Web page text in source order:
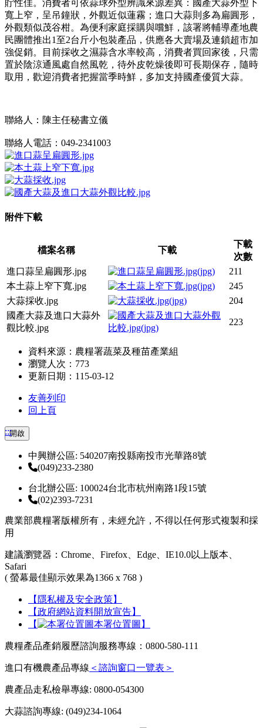
貯性佳。消費者可依蒜球外型辨識來源差異：國產大蒜外型下
寬上窄，呈吊鐘狀，外觀近似蓮霧；進口大蒜則多為扁圓形，
外觀類似茂谷柑。為便利家庭採購與嚐鮮，該署將輔導產地農
民團體推出1至2台斤小包裝產品，供應各大賣場及連鎖超市加
強促銷。目前採收之濕蒜含水率較高，消費者買回家後，只需
置於陰涼通風處自然風乾，待外皮乾燥後即可長期保存，隨時
取用，歡迎消費者把握當季時鮮，多加支持國產優質大蒜。
聯絡人：陳主任秘書立儀
聯絡人電話：049-2341003
附件下載
檔案名稱 下載
下載
次數
進口蒜呈扁圓形.jpg
211
本土蒜上窄下寬.jpg
245
大蒜採收.jpg
204
國產大蒜及進口大蒜外
觀比較.jpg
223
資料來源：農糧署蔬菜及種苗產業組
瀏覽人次：773
更新日期：115-03-12
友善列印
回上頁
:::開啟
中興辦公區: 540207南投縣南投市光華路8號
(049)233-2380
台北辦公區: 100024台北市杭州南路1段15號
(02)2393-7231
農業部農糧署版權所有，未經允許，不得以任何形式複製和採
用
建議瀏覽器：Chrome、Firefox、Edge、IE10.0以上版本、
Safari
( 螢幕最佳顯示效果為1366 x 768 )
【隱私權及安全政策】
【政府網站資料開放宣告】
【
本署位置圖】
農糧產品產銷履歷諮詢服務專線：0800-580-111
進口有機農產品專線 ＜諮詢窗口一覽表＞
農產品走私檢舉專線: 0800-054300
大蒜諮詢專線: (049)234-1064